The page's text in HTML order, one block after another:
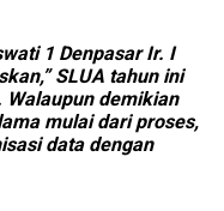
1 Denpasar Ir. I
SLUA tahun ini
demikian
mulai dari proses,
data dengan